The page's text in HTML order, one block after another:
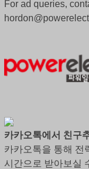
For ad queries,
카카오톡에서 친구
카카오톡을 통해 전
시간으로 받아보실